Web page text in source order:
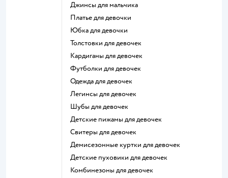
Джинсы для мальчика
Платье для девочки
Юбка для девочки
Толстовки для девочек
Кардиганы для девочек
Футболки для девочек
Одежда для девочек
Легинсы для девочек
Шубы для девочек
Детские пижамы для девочек
Свитеры для девочек
Демисезонные куртки для девочек
Детские пуховики для девочек
Комбинезоны для девочек